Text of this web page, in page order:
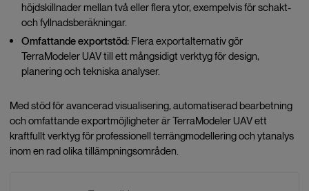
höjdskillnader mellan två eller flera ytor, exempelvis för schakt-
och fyllnadsberäkningar.
Omfattande exportstöd: Flera exportalternativ gör
TerraModeler UAV till ett mångsidigt verktyg för design,
planering och tekniska analyser.
Med stöd för avancerad visualisering, automatiserad bearbetning
och omfattande exportmöjligheter är TerraModeler UAV ett
kraftfullt verktyg för professionell terrängmodellering och ytanalys
inom en rad olika tillämpningsområden.